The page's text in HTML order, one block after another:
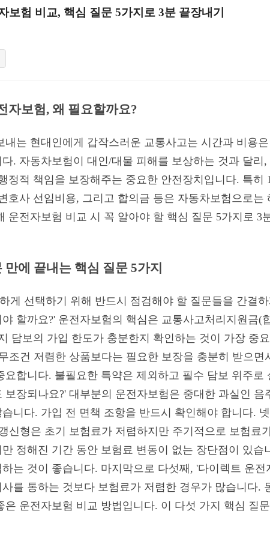
보험 비교, 핵심 질문 5가지로 3분 끝장내기
자보험, 왜 필요할까요?
내는 현대인에게 갑작스러운 교통사고는 시간과 비용
. 자동차보험이 대인/대물 피해를 보상하는 것과 달리
정적 책임을 보장해주는 중요한 안전장치입니다. 특히
호사 선임비용, 그리고 합의금 등은 자동차보험으로는
운전자보험 비교 시 꼭 알아야 할 핵심 질문 5가지로 3
에 끝내는 핵심 질문 5가지
게 선택하기 위해 반드시 점검해야 할 질문들을 간결
할까요?' 운전자보험의 핵심은 교통사고처리지원금(
담보의 가입 한도가 충분한지 확인하는 것이 가장 중
조건 저렴한 상품보다는 필요한 보장을 충분히 받으
요합니다. 불필요한 특약은 제외하고 필수 담보 위주로
보장되나요?' 대부분의 운전자보험은 중대한 과실인
니다. 가입 전 면책 조항을 반드시 확인해야 합니다.
신형은 초기 보험료가 저렴하지만 주기적으로 보험료
정해진 기간 동안 보험료 변동이 없는 장단점이 있습
는 것이 좋습니다. 마지막으로 다섯째, '다이렉트 운
를 통하는 것보다 보험료가 저렴한 경우가 많습니다.
은 운전자보험 비교 방법입니다. 이 다섯 가지 핵심 질